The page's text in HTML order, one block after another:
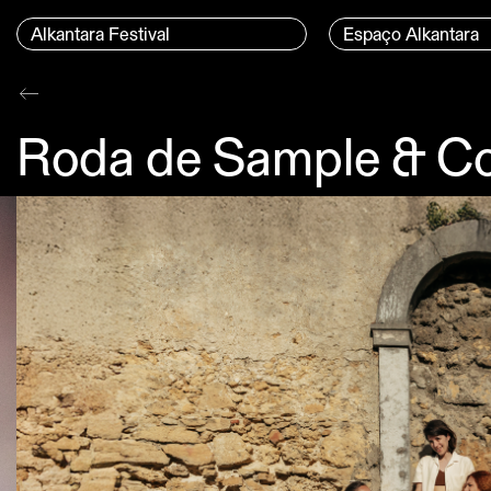
Menu Principal
Alkantara Festival Espaço Alkantara
Conteúdo principal
Roda de Sample &